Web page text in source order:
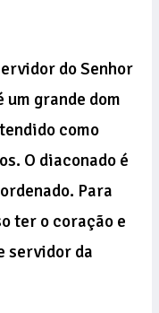
do Senhor
um grande dom
como
O diaconado é
Para
ter o coração e
servidor da